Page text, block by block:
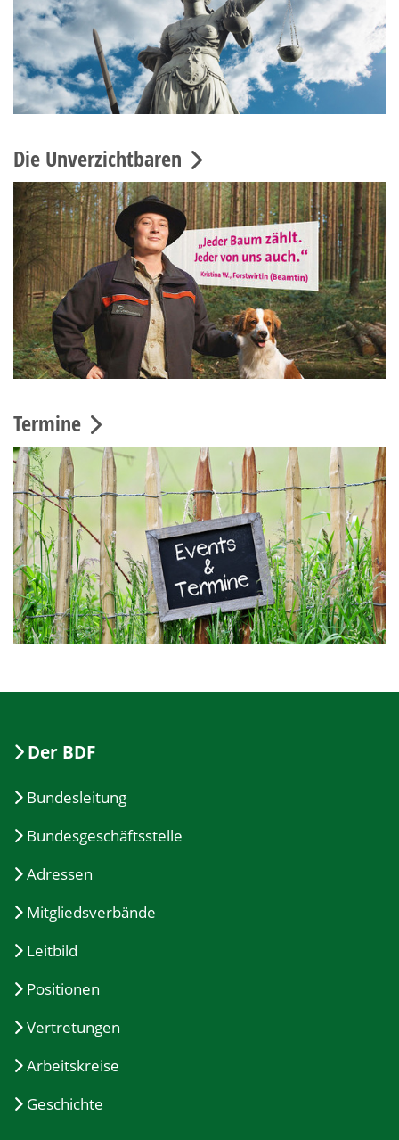
Die Unverzichtbaren
Termine
Der BDF
Bundesleitung
Bundesgeschäftsstelle
Adressen
Mitgliedsverbände
Leitbild
Positionen
Vertretungen
Arbeitskreise
Geschichte